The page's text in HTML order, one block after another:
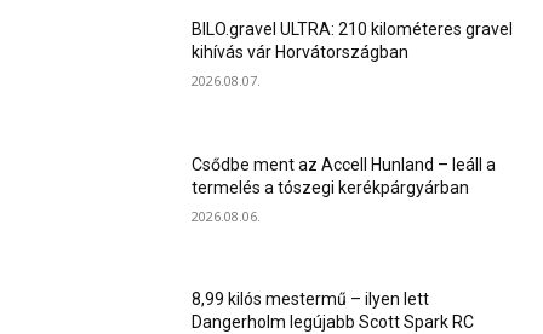
BILO.gravel ULTRA: 210 kilométeres gravel
kihívás vár Horvátországban
2026.08.07.
Csődbe ment az Accell Hunland – leáll a
termelés a tószegi kerékpárgyárban
2026.08.06.
8,99 kilós mestermű – ilyen lett
Dangerholm legújabb Scott Spark RC